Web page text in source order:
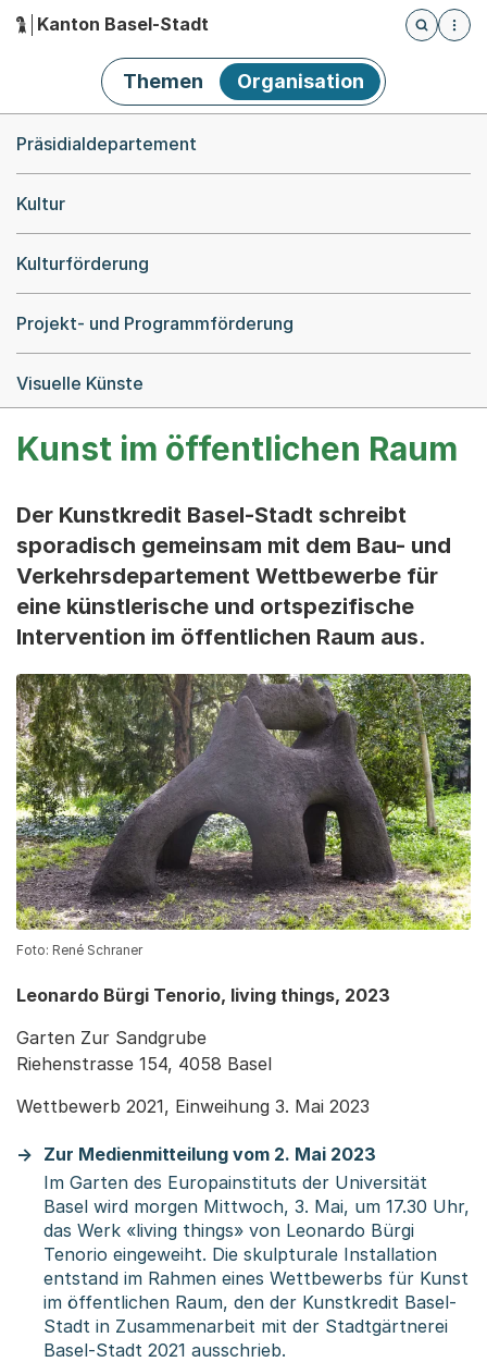
Hauptnavigation
Kanton Basel-Stadt
Öffnet
Themen Organisation
Präsidialdepartement
Kultur
Kulturförderung
Projekt- und Programmförderung
Visuelle Künste
Kunst im öffentlichen Raum
Der Kunstkredit Basel-Stadt schreibt
sporadisch gemeinsam mit dem Bau- und
Verkehrsdepartement Wettbewerbe für
eine künstlerische und ortspezifische
Intervention im öffentlichen Raum aus.
Foto: René Schraner
Leonardo Bürgi Tenorio, living things, 2023
Garten Zur Sandgrube
Riehenstrasse 154, 4058 Basel
Wettbewerb 2021, Einweihung 3. Mai 2023
Zur Medienmitteilung vom 2. Mai 2023
Im Garten des Europainstituts der Universität
Basel wird morgen Mittwoch, 3. Mai, um 17.30 Uhr,
das Werk «living things» von Leonardo Bürgi
Tenorio eingeweiht. Die skulpturale Installation
entstand im Rahmen eines Wettbewerbs für Kunst
im öffentlichen Raum, den der Kunstkredit Basel-
Stadt in Zusammenarbeit mit der Stadtgärtnerei
Basel-Stadt 2021 ausschrieb.